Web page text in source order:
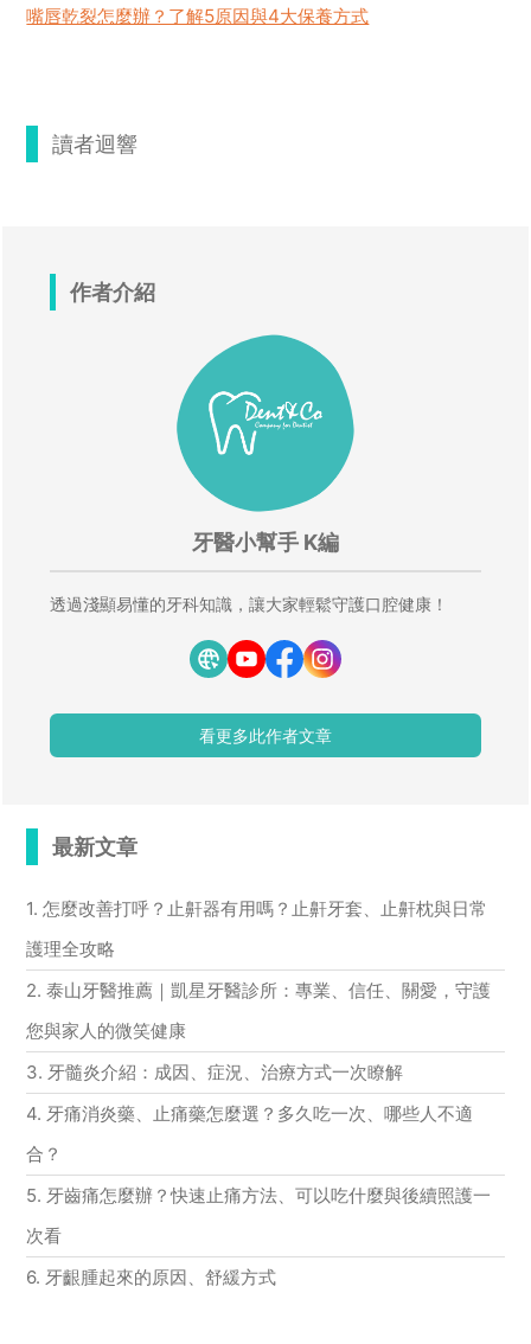
嘴唇乾裂怎麼辦？了解5原因與4大保養方式
讀者迴響
作者介紹
牙醫小幫手 K編
透過淺顯易懂的牙科知識，讓大家輕鬆守護口腔健康！
看更多此作者文章
最新文章
1. 怎麼改善打呼？止鼾器有用嗎？止鼾牙套、止鼾枕與日常
護理全攻略
2. 泰山牙醫推薦｜凱星牙醫診所：專業、信任、關愛，守護
您與家人的微笑健康
3. 牙髓炎介紹：成因、症況、治療方式一次瞭解
4. 牙痛消炎藥、止痛藥怎麼選？多久吃一次、哪些人不適
合？
5. 牙齒痛怎麼辦？快速止痛方法、可以吃什麼與後續照護一
次看
6. 牙齦腫起來的原因、舒緩方式